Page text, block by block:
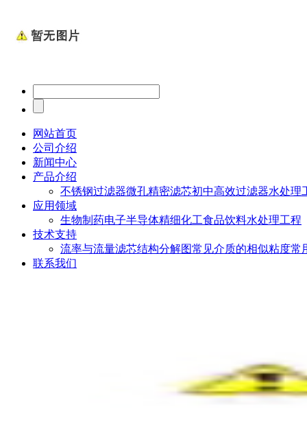
网站首页
公司介绍
新闻中心
产品介绍
不锈钢过滤器微孔精密滤芯初中高效过滤器水处理
应用领域
生物制药电子半导体精细化工食品饮料水处理工程
技术支持
流率与流量滤芯结构分解图常见介质的相似粘度常
联系我们